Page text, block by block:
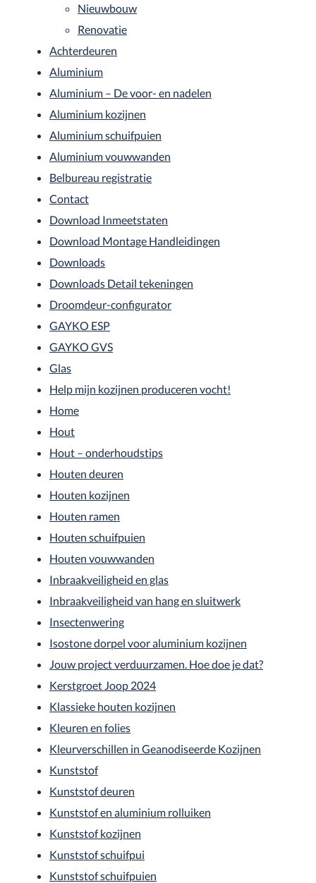
Nieuwbouw
Renovatie
Achterdeuren
Aluminium
Aluminium – De voor- en nadelen
Aluminium kozijnen
Aluminium schuifpuien
Aluminium vouwwanden
Belbureau registratie
Contact
Download Inmeetstaten
Download Montage Handleidingen
Downloads
Downloads Detail tekeningen
Droomdeur-configurator
GAYKO ESP
GAYKO GVS
Glas
Help mijn kozijnen produceren vocht!
Home
Hout
Hout – onderhoudstips
Houten deuren
Houten kozijnen
Houten ramen
Houten schuifpuien
Houten vouwwanden
Inbraakveiligheid en glas
Inbraakveiligheid van hang en sluitwerk
Insectenwering
Isostone dorpel voor aluminium kozijnen
Jouw project verduurzamen. Hoe doe je dat?
Kerstgroet Joop 2024
Klassieke houten kozijnen
Kleuren en folies
Kleurverschillen in Geanodiseerde Kozijnen
Kunststof
Kunststof deuren
Kunststof en aluminium rolluiken
Kunststof kozijnen
Kunststof schuifpui
Kunststof schuifpuien